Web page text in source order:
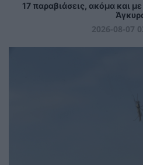
17 παραβιάσεις, ακόμα και
2026-08-07